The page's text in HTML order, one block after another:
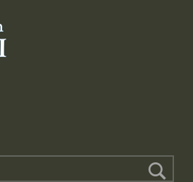
Tattarisuon Antiikki